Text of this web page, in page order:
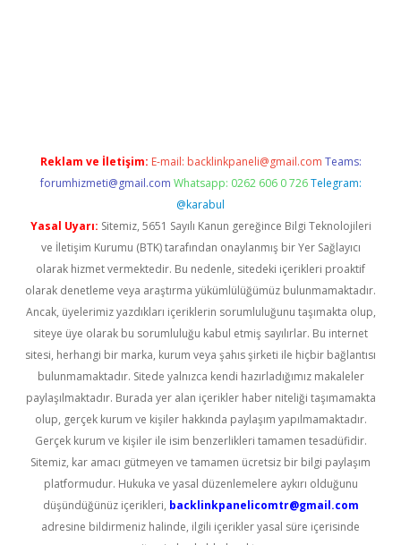
Reklam ve İletişim: E-mail: backlinkpaneli@gmail.com Teams:
forumhizmeti@gmail.com Whatsapp: 0262 606 0 726 Telegram:
@karabul
Yasal Uyarı: Sitemiz, 5651 Sayılı Kanun gereğince Bilgi Teknolojileri
ve İletişim Kurumu (BTK) tarafından onaylanmış bir Yer Sağlayıcı
olarak hizmet vermektedir. Bu nedenle, sitedeki içerikleri proaktif
olarak denetleme veya araştırma yükümlülüğümüz bulunmamaktadır.
Ancak, üyelerimiz yazdıkları içeriklerin sorumluluğunu taşımakta olup,
siteye üye olarak bu sorumluluğu kabul etmiş sayılırlar. Bu internet
sitesi, herhangi bir marka, kurum veya şahıs şirketi ile hiçbir bağlantısı
bulunmamaktadır. Sitede yalnızca kendi hazırladığımız makaleler
paylaşılmaktadır. Burada yer alan içerikler haber niteliği taşımamakta
olup, gerçek kurum ve kişiler hakkında paylaşım yapılmamaktadır.
Gerçek kurum ve kişiler ile isim benzerlikleri tamamen tesadüfidir.
Sitemiz, kar amacı gütmeyen ve tamamen ücretsiz bir bilgi paylaşım
platformudur. Hukuka ve yasal düzenlemelere aykırı olduğunu
düşündüğünüz içerikleri, backlinkpanelicomtr@gmail.com
adresine bildirmeniz halinde, ilgili içerikler yasal süre içerisinde